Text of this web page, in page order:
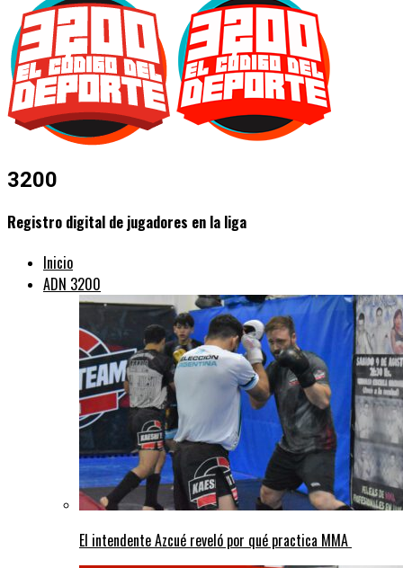
3200
Registro digital de jugadores en la liga
Inicio
ADN 3200
El intendente Azcué reveló por qué practica MMA